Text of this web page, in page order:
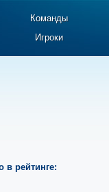
Команды
Игроки
в рейтинге: